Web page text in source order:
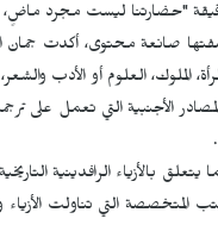
"حضارتنا ليست مجرد ماضٍ،
صانعة محتوى، أكدت جمان
الملوك، العلوم أو الأدب
الأجنبية التي تعمل على
يتعلق بالأزياء الرافدينية
المتخصصة التي تناولت الأزياء